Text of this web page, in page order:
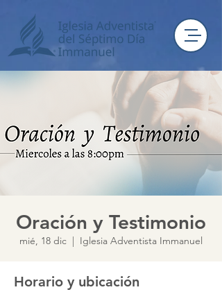
Oración y Testimonio
mié, 18 dic
  |
Iglesia Adventista Immanuel
Horario y ubicación